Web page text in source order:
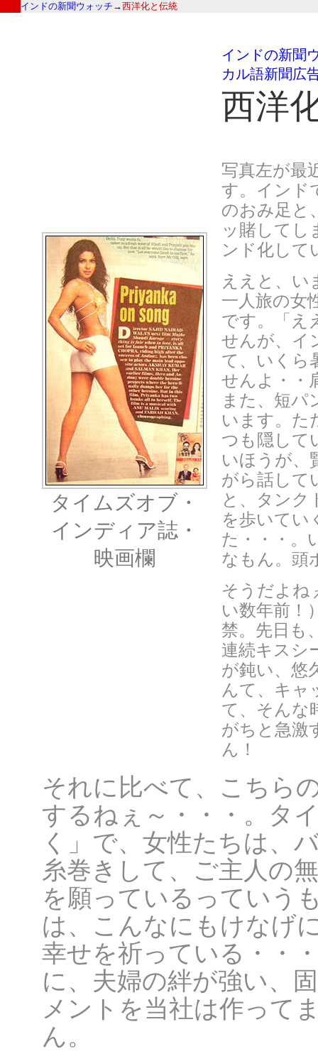
インドの新聞ウォッチ→西洋化と伝統
タイムズオブ・
インディア誌・
映画欄
インドの新聞
カル語新聞広
西洋
写真左が最
す。インド
のおみ足と
ッ賭してし
ンド化して
ええと、い
一人旅の女
です。「え
せんが、イ
て、いくら
せんよ・・
また、短パ
います。た
つも隠して
いほうが、
がら話して
と、タンク
を歩いてい
た・・・。
なもん。頭
そうだよね
い数年前！
禁。先日も
連続キスシ
が鈍い、悠
んて、キャ
て、そんな
がちと急激
ん！
それに比べて、こちら
するねぇ～・・・。タ
く」で、女性たちは、
糸巻きして、ご主人の
を願っているっていう
は、こんなにもけなげ
幸せを祈っている・・
に、夫婦の絆が強い、
メントを当社は作って
ん。